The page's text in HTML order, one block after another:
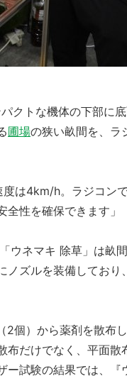
クトな機体の下部に
圃場の狭い畝間を、ラ
は4km/h。ラジコン
性を確保できます」
ウネマキ 除草」は畝
ズルを装備しており
個）から薬剤を散布
だけでなく、平面
試験の結果では、『